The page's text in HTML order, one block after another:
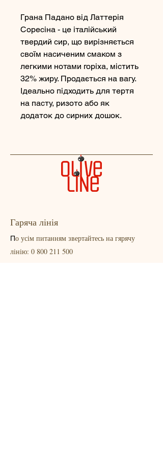
Грана Падано від Латтерія
Соресіна - це італійський
твердий сир, що вирізняється
своїм насиченим смаком з
легкими нотами горіха, містить
32% жиру. Продається на вагу.
Ідеально підходить для тертя
на пасту, ризото або як
додаток до сирних дошок.
Гаряча лінія
По усім питанням звертайтесь на гярячу
лінію: 0 800 211 500